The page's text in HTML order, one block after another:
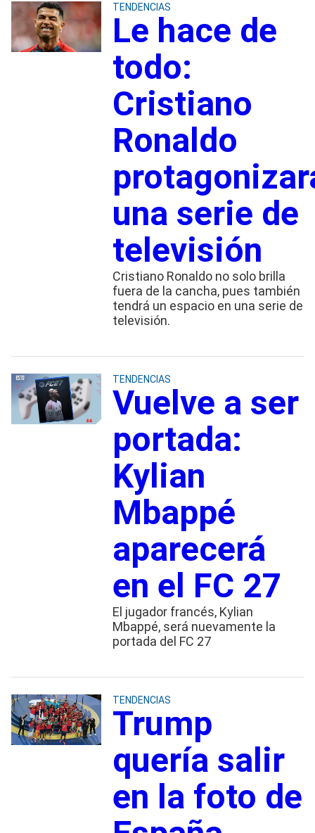
TENDENCIAS
Le hace de
todo:
Cristiano
Ronaldo
una serie de
televisión
Cristiano Ronaldo no solo brilla
fuera de la cancha, pues también
tendrá un espacio en una serie de
televisión.
TENDENCIAS
Vuelve a ser
portada:
Kylian
Mbappé
aparecerá
en el FC 27
El jugador francés, Kylian
Mbappé, será nuevamente la
portada del FC 27
TENDENCIAS
Trump
quería salir
en la foto de